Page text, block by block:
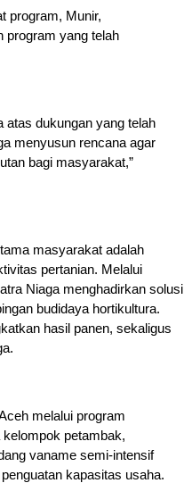
program, Munir,
program yang telah
atas dukungan yang telah
menyusun rencana agar
bagi masyarakat,”
masyarakat adalah
pertanian. Melalui
Niaga menghadirkan solusi
budidaya hortikultura.
hasil panen, sekaligus
melalui program
petambak,
vaname semi-intensif
kapasitas usaha.